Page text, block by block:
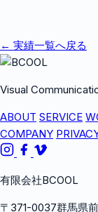
← 実績一覧へ戻る
Visual
ABOUT SERVICE
COMPANY
有限会社BCOOL
〒371-0037群馬県